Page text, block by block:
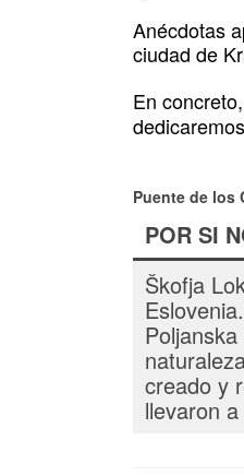
Anécdotas
ciudad de
En
Puente de los
POR SI
Škofja
creado y
llevaron